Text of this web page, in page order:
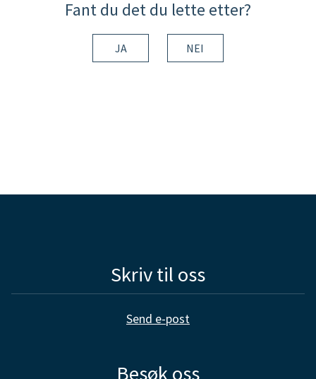
Fant du det du lette etter?
JA NEI
Skriv til oss
Send e-post
Besøk oss